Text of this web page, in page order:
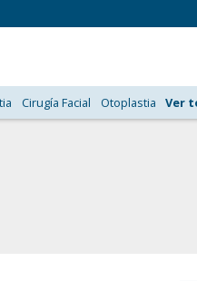
Cirugía Facial Otoplastia Ver